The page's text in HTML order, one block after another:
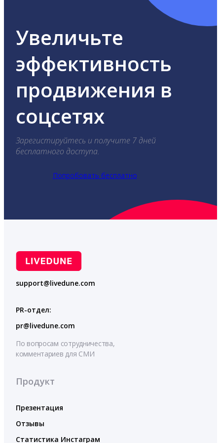
Увеличьте
эффективность
продвижения в
соцсетях
Зарегистируйтесь и получите 7 дней
бесплатного доступа.
Попробовать бесплатно
support@livedune.com
PR-отдел:
pr@livedune.com
По вопросам сотрудничества,
комментариев для СМИ
Продукт
Презентация
Отзывы
Статистика Инстаграм